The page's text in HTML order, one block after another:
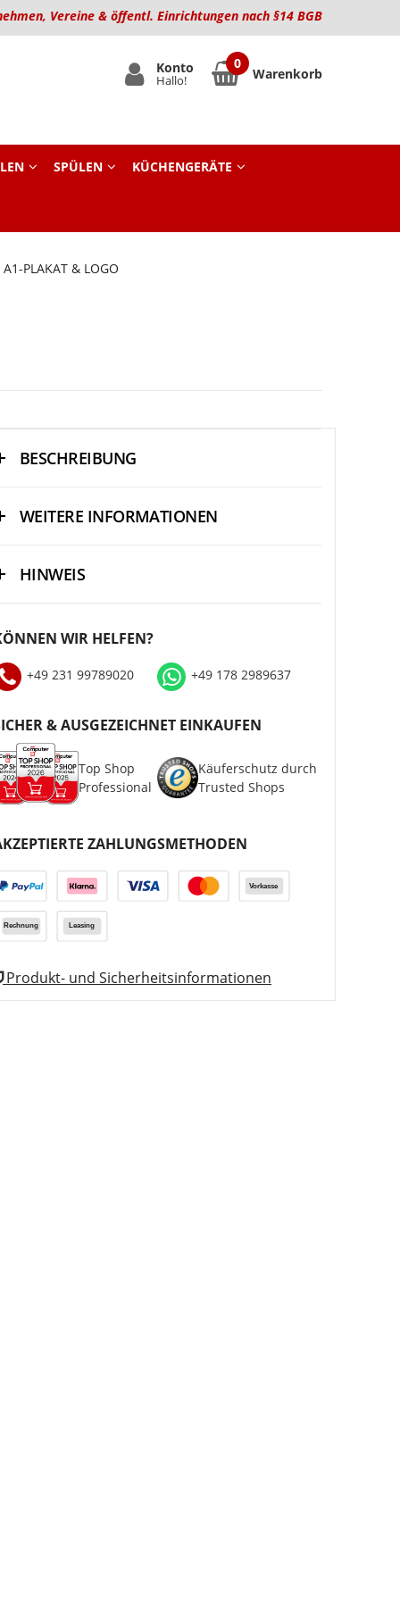
Vereine & öffentl. Einrichtungen nach §14 BGB
Konto
Hallo! Warenkorb
SPÜLEN KÜCHENGERÄTE
PLAKAT & LOGO
BESCHREIBUNG
WEITERE INFORMATIONEN
HINWEIS
WIR HELFEN?
+49 231 99789020 +49 178 2989637
& AUSGEZEICHNET EINKAUFEN
Top Shop
Professional
Käuferschutz durch
Trusted Shops
ZAHLUNGSMETHODEN
Produkt- und Sicherheitsinformationen